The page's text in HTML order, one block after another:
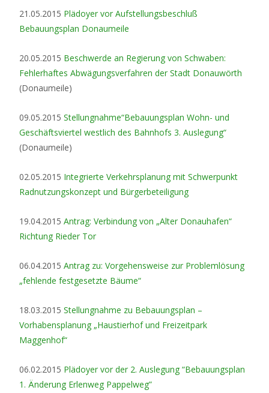
21.05.2015 Plädoyer vor Aufstellungsbeschluß
Bebauungsplan Donaumeile
20.05.2015 Beschwerde an Regierung von Schwaben:
Fehlerhaftes Abwägungsverfahren der Stadt Donauwörth
(Donaumeile)
09.05.2015 Stellungnahme“Bebauungsplan Wohn- und
Geschäftsviertel westlich des Bahnhofs 3. Auslegung“
(Donaumeile)
02.05.2015 Integrierte Verkehrsplanung mit Schwerpunkt
Radnutzungskonzept und Bürgerbeteiligung
19.04.2015 Antrag: Verbindung von „Alter Donauhafen“
Richtung Rieder Tor
06.04.2015 Antrag zu: Vorgehensweise zur Problemlösung
„fehlende festgesetzte Bäume“
18.03.2015 Stellungnahme zu Bebauungsplan –
Vorhabensplanung „Haustierhof und Freizeitpark
Maggenhof“
06.02.2015 Plädoyer vor der 2. Auslegung “Bebauungsplan
1. Änderung Erlenweg Pappelweg”